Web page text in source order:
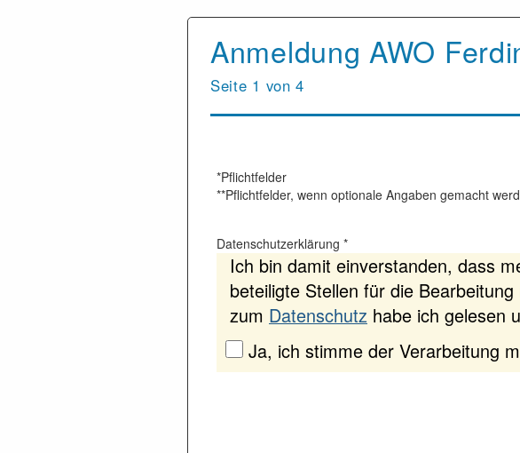
Anmeldung AWO
Seite 1 von 4
*Pflichtfelder
**Pflichtfelder, wenn optionale Angaben gemacht
Datenschutzerklärung *
Ich bin damit einverstanden, dass
beteiligte Stellen für die
zum Datenschutz habe ich gelesen
Ja, ich stimme der Verarbeitung